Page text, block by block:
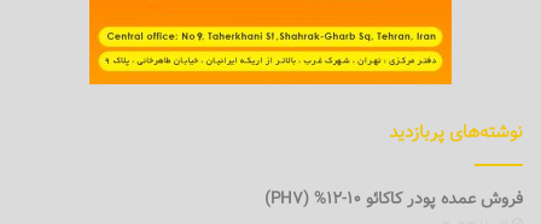
نوشته‌های پربازدید
فروش عمده پودر کاکائو 10-12% (PH7)